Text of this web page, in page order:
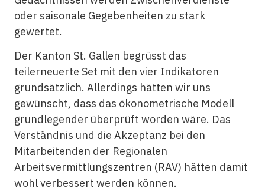
oder saisonale Gegebenheiten zu stark
gewertet.
Der Kanton St. Gallen begrüsst das
teilerneuerte Set mit den vier Indikatoren
grundsätzlich. Allerdings hätten wir uns
gewünscht, dass das ökonometrische Modell
grundlegender überprüft worden wäre. Das
Verständnis und die Akzeptanz bei den
Mitarbeitenden der Regionalen
Arbeitsvermittlungszentren (RAV) hätten damit
wohl verbessert werden können.